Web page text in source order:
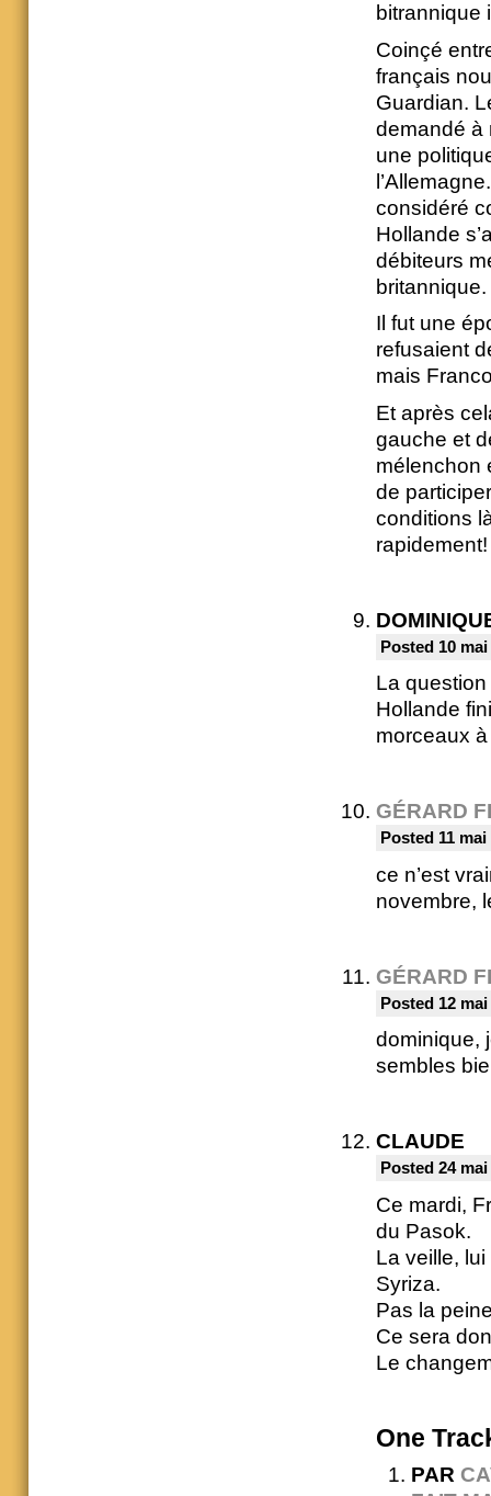
bitrannique
Coinçé
français
Guardian.
demandé à
une
considéré
Hollande
débiteurs
britannique.
Il fut une
refusaient
mais
Et après
gauche et
mélenchon
de
conditions
rapidement!
Posted 10
La
Hollande
morceaux
GÉRARD
Posted 11
ce n’est
novembre,
GÉRARD
Posted 12
dominique,
sembles
CLAUDE
Posted 24
Ce mardi,
du Pasok.
La veille,
Syriza.
Pas la
Ce sera
Le
One
PAR